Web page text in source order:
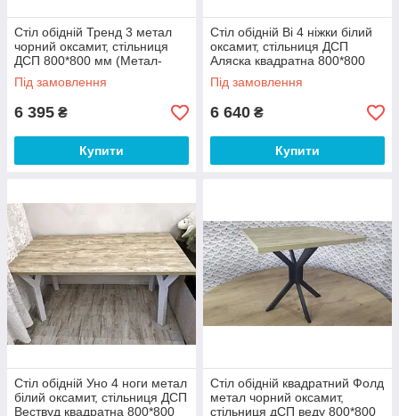
Стіл обідній Тренд 3 метал
чорний оксамит, стільниця
ДСП 800*800 мм (Метал-
Дизайн ТМ)
Під замовлення
6 395 ₴
Купити
Стіл обідній Ві 4 ніжки білий
оксамит, стільниця ДСП
Аляска квадратна 800*800
мм (Метал-Дизайн ТМ)
Під замовлення
6 640 ₴
Купити
Стіл обідній Уно 4 ноги метал
білий оксамит, стільниця ДСП
Вествуд квадратна 800*800
Стіл обідній квадратний Фолд
метал чорний оксамит,
стільниця дСП веду 800*800